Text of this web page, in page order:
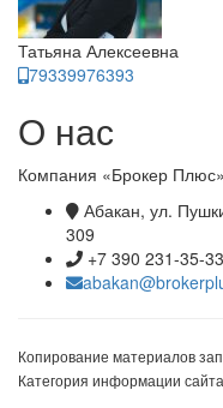
Татьяна Алексеевна
79339976393
О нас
Компания «Брокер
Абакан, ул.
309
+7 390 231-35-33
Копирование материалов
Категория информации